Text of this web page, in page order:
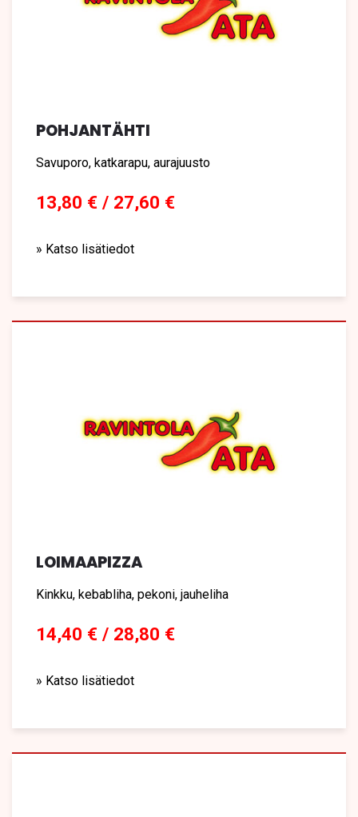
POHJANTÄHTI
Savuporo, katkarapu, aurajuusto
13,80 € / 27,60 €
» Katso lisätiedot
LOIMAAPIZZA
Kinkku, kebabliha, pekoni, jauheliha
14,40 € / 28,80 €
» Katso lisätiedot